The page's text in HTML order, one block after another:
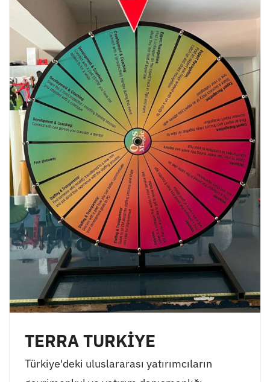
TERRA TURKİYE
Türkiye'deki uluslararası yatırımcıların